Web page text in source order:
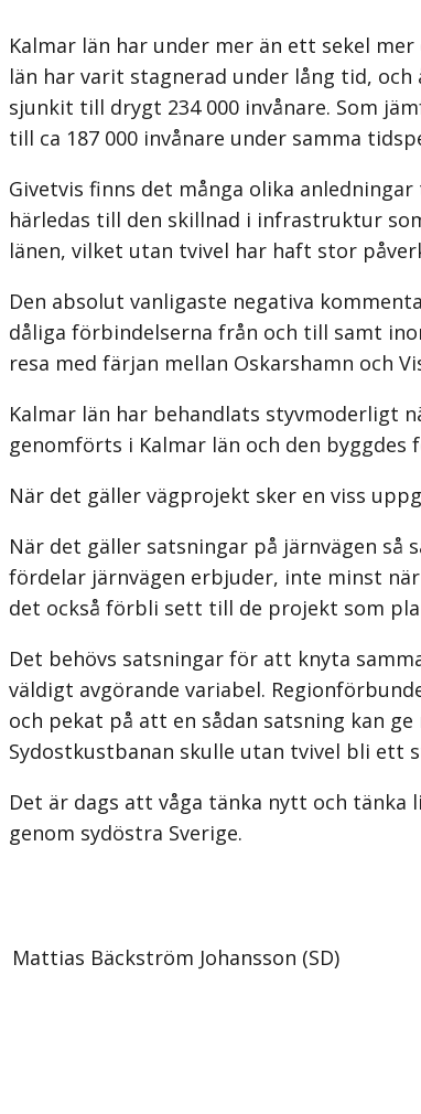
Kalmar län har under mer än ett sekel
län har varit stagnerad under lång tid, och
sjunkit till drygt 234 000 invånare. Som
till ca 187 000 invånare under samma
Givetvis finns det många olika
härledas till den skillnad i infrastruktur
länen, vilket utan tvivel har haft stor
Den absolut vanligaste negativa
dåliga förbindelserna från och till samt
resa med färjan mellan Oskarshamn och
Kalmar län har behandlats
genomförts i Kalmar län och den byggdes
När det gäller vägprojekt sker en viss
När det gäller satsningar på järnvägen så
fördelar järnvägen erbjuder, inte minst
det också förbli sett till de projekt som
Det behövs satsningar för att knyta
väldigt avgörande variabel.
och pekat på att en sådan satsning kan
Sydostkustbanan skulle utan tvivel bli ett
Det är dags att våga tänka nytt och
genom sydöstra Sverige.
Mattias Bäckström Johansson (SD)